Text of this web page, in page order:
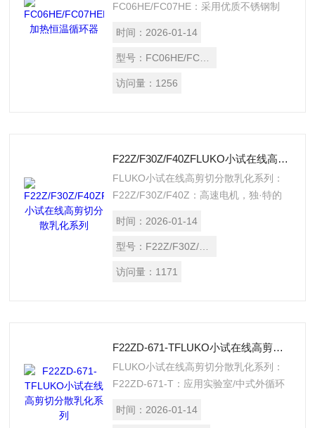
FC06HE/FC07HE：采用优质不锈钢制
稳定控温。
时间： 2026-01-14
型号： FC06HE/FC07HE
访问量： 1256
F22Z/F30Z/F40ZFLUKO小试在线高剪切分散乳化系列
FLUKO小试在线高剪切分散乳化系列：
F22Z/F30Z/F40Z：高速电机，独·特的
度高，迅速减小粒径，处理物料更精细、
分散更均匀。 可在实验室模拟在线循环
角等特点。
时间： 2026-01-14
型号： F22Z/F30Z/F40Z
访问量： 1171
F22ZD-671-TFLUKO小试在线高剪切分散乳化系列
FLUKO小试在线高剪切分散乳化系列：
F22ZD-671-T：应用实验室/中式外循环
紧凑。
时间： 2026-01-14